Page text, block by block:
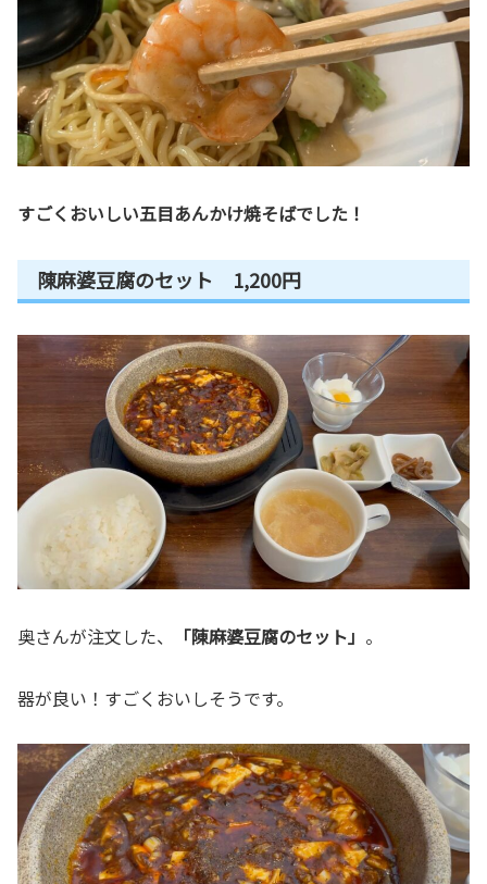
すごくおいしい五目あんかけ焼そばでした！
陳麻婆豆腐のセット 1,200円
奥さんが注文した、 「陳麻婆豆腐のセット」 。
器が良い！すごくおいしそうです。